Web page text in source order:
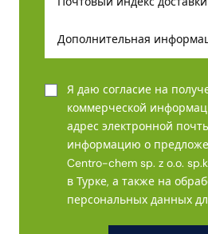
Я даю согласие на
коммерческой
адрес электронной
информацию о
Centro-chem sp. z o.o.
в Турке, а также на
персональных данных